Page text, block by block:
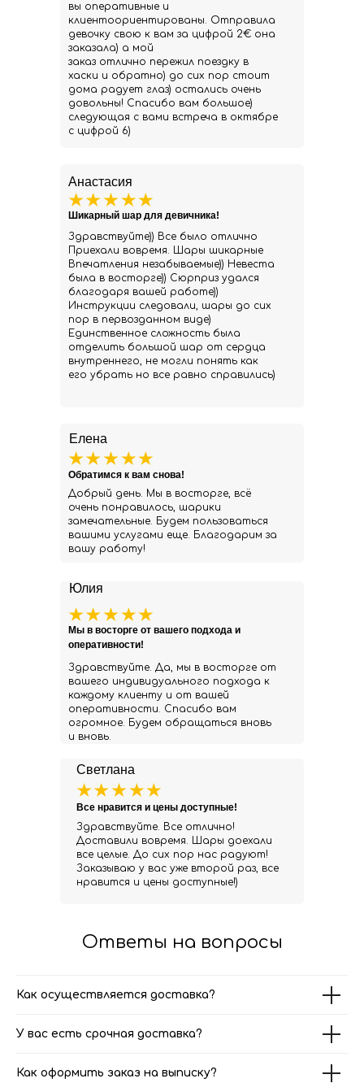
Юлия
Здравствуйте. Да, мы в восторге от
вашего индивидуального подхода к
каждому клиенту и от вашей
оперативности. Спасибо вам
огромное. Будем обращаться вновь
и вновь.
Мы в восторге от вашего подхода и
оперативности!
Светлана
Здравствуйте. Все отлично!
Доставили вовремя. Шары доехали
все целые. До сих пор нас радуют!
Заказываю у вас уже второй раз, все
нравится и цены доступные!)
Все нравится и цены доступные!
Елена
Добрый день. Мы в восторге, всё
очень понравилось, шарики
замечательные. Будем пользоваться
вашими услугами еще. Благодарим за
вашу работу!
Обратимся к вам снова!
вы оперативные и
клиентоориентированы. Отправила
девочку свою к вам за цифрой 2€ она
заказала) а мой
заказ отлично пережил поездку в
хаски и обратно) до сих пор стоит
дома радует глаз) остались очень
довольны! Спасибо вам большое)
следующая с вами встреча в октябре
с цифрой 6)
Анастасия
Здравствуйте)) Все было отлично
Приехали вовремя. Шары шикарные
Впечатления незабываемые)) Невеста
была в восторге)) Сюрприз удался
благодаря вашей работе))
Инструкции следовали, шары до сих
пор в первозданном виде)
Единственное сложность была
отделить большой шар от сердца
внутреннего, не могли понять как
его убрать но все равно справились)
Шикарный шар для девичника!
Ответы на вопросы
Как осуществляется доставка?
У вас есть срочная доставка?
Как оформить заказ на выписку?